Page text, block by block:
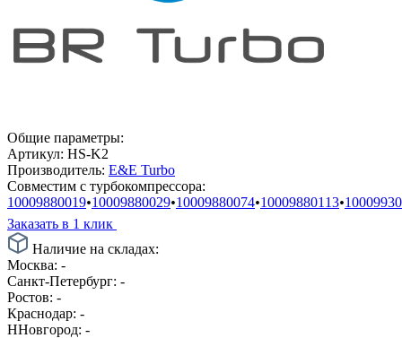
Общие параметры:
Артикул: HS-K2
Производитель: E&E Turbo
Совместим с турбокомпрессора:
10009880019•10009880029•10009880074•10009880113•
Заказать в 1 клик
Наличие на складах:
Москва: -
Санкт-Петербург: -
Ростов: -
Краснодар: -
ННовгород: -